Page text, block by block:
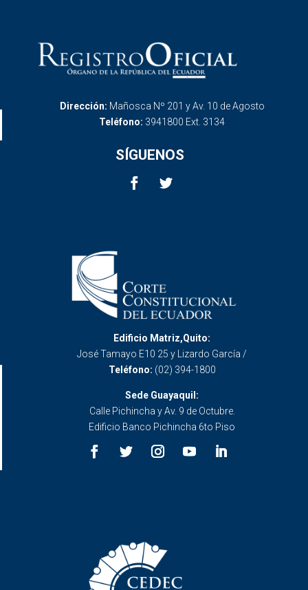
Dirección: Mañosca Nº 201 y Av. 10 de Agosto
Teléfono: 3941800 Ext. 3134
SÍGUENOS
Edificio Matriz,Quito:
José Tamayo E10 25 y Lizardo García /
Teléfono: (02) 394-1800
Sede Guayaquil:
Calle Pichincha y Av. 9 de Octubre.
Edificio Banco Pichincha 6to Piso